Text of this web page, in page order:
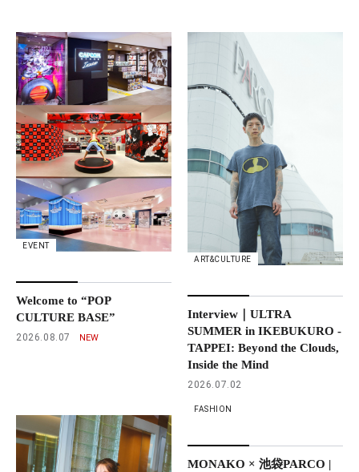
EVENT
Welcome to “POP
CULTURE BASE”
2026.08.07
ART&CULTURE
Interview｜ULTRA
SUMMER in IKEBUKURO -
TAPPEI: Beyond the Clouds,
Inside the Mind
2026.07.02
FASHION
MONAKO × 池袋PARCO |